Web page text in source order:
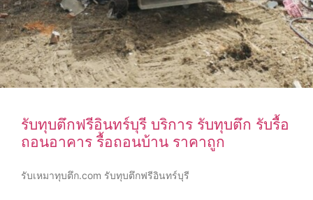
รับทุบตึกฟรีอินทร์บุรี บริการ รับทุบตึก รับรื้อ
ถอนอาคาร รื้อถอนบ้าน ราคาถูก
รับเหมาทุบตึก.com รับทุบตึกฟรีอินทร์บุรี